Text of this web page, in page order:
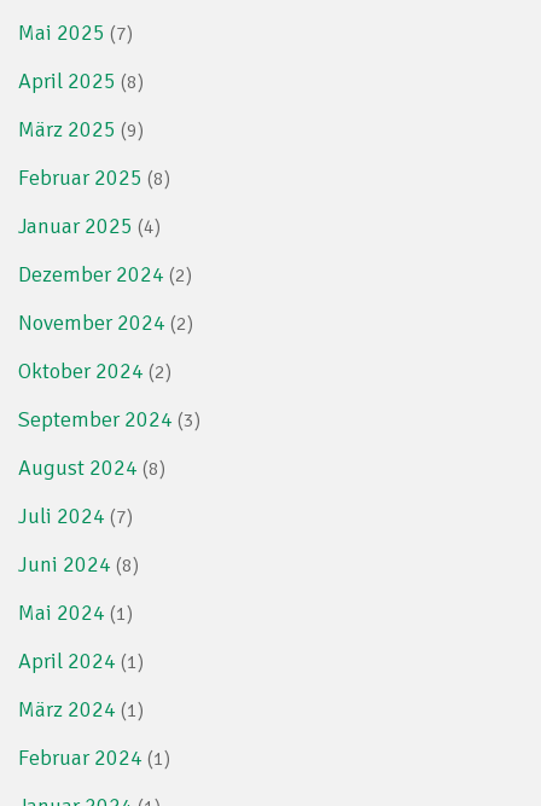
Mai 2025 (7)
April 2025 (8)
März 2025 (9)
Februar 2025 (8)
Januar 2025 (4)
Dezember 2024 (2)
November 2024 (2)
Oktober 2024 (2)
September 2024 (3)
August 2024 (8)
Juli 2024 (7)
Juni 2024 (8)
Mai 2024 (1)
April 2024 (1)
März 2024 (1)
Februar 2024 (1)